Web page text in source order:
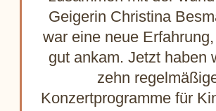
Larisa
Polina Tateeva
Klavier Schauspiel